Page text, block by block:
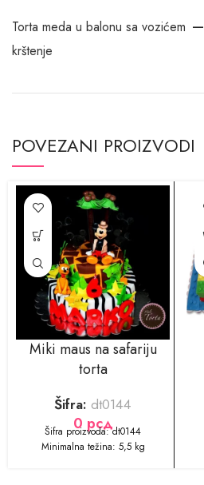
Torta meda u balonu sa vozićem –
krštenje
POVEZANI PROIZVODI
Miki maus na safariju
torta
Šifra: dt0144
0 рсд
​Šifra proizvoda: dt0144
Minimalna težina: 5,5 kg